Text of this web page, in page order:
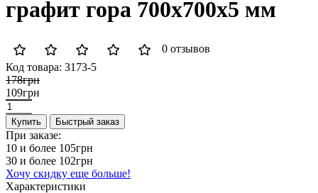
графит гора 700x700x5 мм
0 отзывов
Код товара: 3173-5
178грн
109грн
Купить Быстрый заказ
При заказе:
10 и более 105грн
30 и более 102грн
Хочу скидку еще больше!
Характеристики